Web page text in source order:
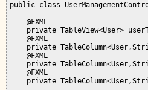
public class
    @FXML
private TableView<User>
    @FXML
private
    @FXML
private
    @FXML
private